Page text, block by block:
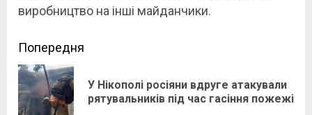
виробництво на інші майданчики.
Continue
Reading
Попередня
У Нікополі росіяни вдруге атакували
рятувальників під час гасіння пожежі